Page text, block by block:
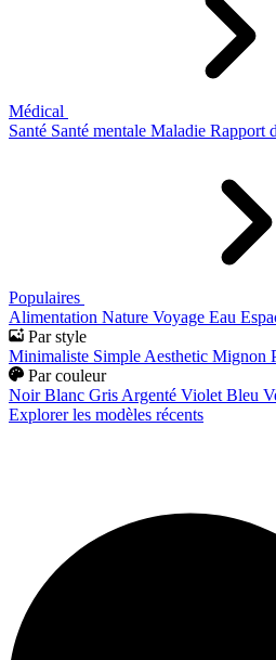
Médical
Santé Santé mentale Maladie Rapport
Populaires
Alimentation Nature Voyage Eau
Par style
Minimaliste Simple Aesthetic Mignon
Par couleur
Noir Blanc Gris Argenté Violet Bleu
Explorer les modèles récents